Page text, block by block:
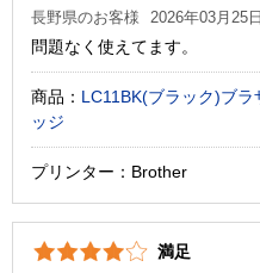
長野県のお客様 2026年03月25日
問題なく使えてます。
商品： LC11BK(ブラック)ブ
ッジ
プリンター：Brother
満足